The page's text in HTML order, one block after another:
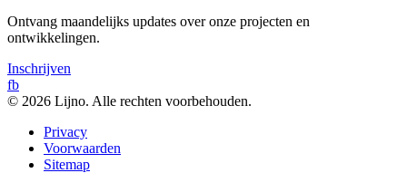
Ontvang maandelijks updates over onze projecten en
ontwikkelingen.
Inschrijven
fb
© 2026 Lijno. Alle rechten voorbehouden.
Privacy
Voorwaarden
Sitemap